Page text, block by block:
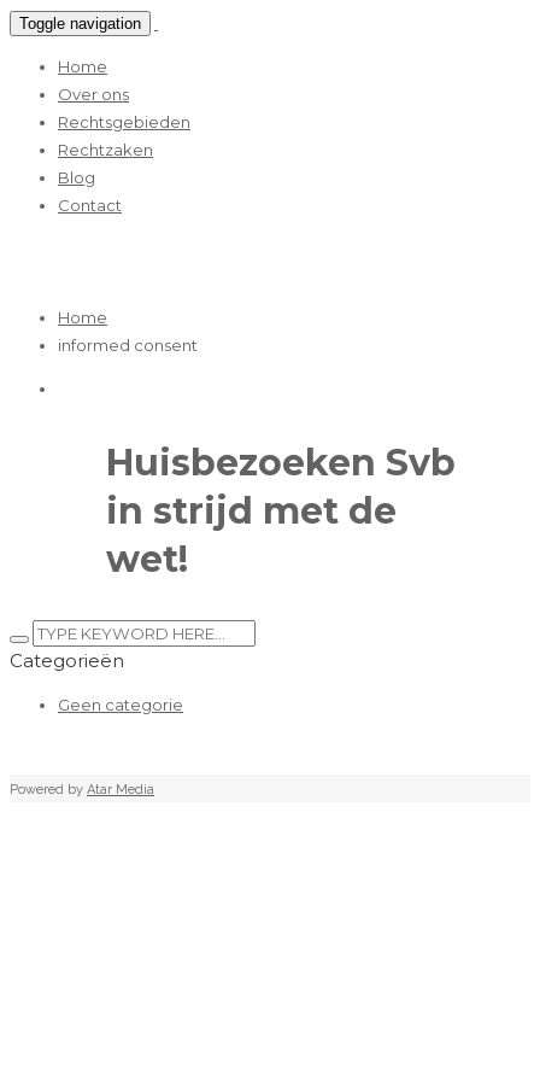
Toggle navigation
Home
Over ons
Rechtsgebieden
Rechtzaken
Blog
Contact
Home
informed consent
Huisbezoeken Svb
in strijd met de
wet!
Categorieën
Geen categorie
Powered by Atar Media